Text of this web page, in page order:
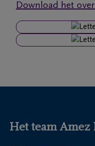
Veelgestelde
Download het
Het team Amez